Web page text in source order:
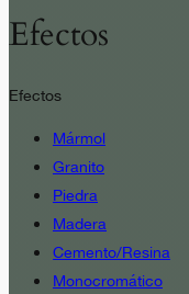
Efectos
Efectos
Mármol
Granito
Piedra
Madera
Cemento/Resina
Monocromático